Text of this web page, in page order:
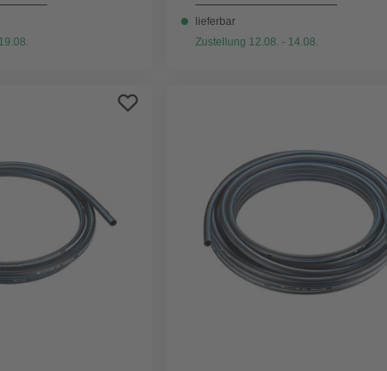
lieferbar
Zustellung 12.08. - 14.08.